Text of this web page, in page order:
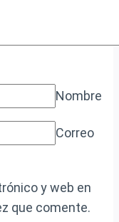
Nombre
Correo
y web en
que comente.